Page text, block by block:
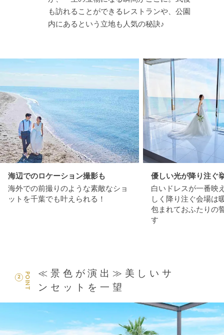
も訪れることができるレストランや、公園
内にあるという立地も人気の秘訣♪
海辺でのロケーション撮影も
海外での前撮りのような素敵なショ
ットを千葉でも叶えられる！
優しい光が降り注ぐ
白いドレスが一番映
しく降り注ぐ会場は
包まれておふたりの
す
POINT
2
≪景色が演出≫美しいサ
ンセットを一望